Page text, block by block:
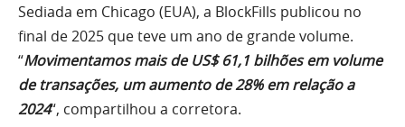
Sediada em Chicago (EUA), a BlockFills publicou no
final de 2025 que teve um ano de grande volume.
“Movimentamos mais de US$ 61,1 bilhões em volume
de transações, um aumento de 28% em relação a
2024“, compartilhou a corretora.